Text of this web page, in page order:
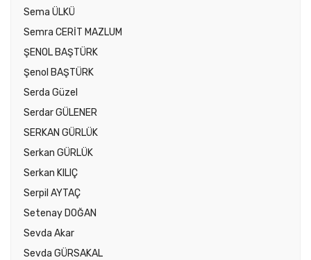
Sema ÜLKÜ
Semra CERİT MAZLUM
ŞENOL BAŞTÜRK
Şenol BAŞTÜRK
Serda Güzel
Serdar GÜLENER
SERKAN GÜRLÜK
Serkan GÜRLÜK
Serkan KILIÇ
Serpil AYTAÇ
Setenay DOĞAN
Sevda Akar
Sevda GÜRSAKAL